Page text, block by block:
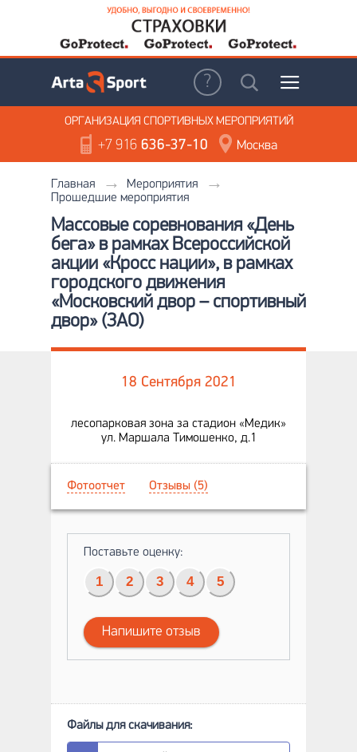
ОРГАНИЗАЦИЯ СПОРТИВНЫХ МЕРОПРИЯТИЙ
+7 916636-37-10 Москва
Главная
Мероприятия
Прошедшие мероприятия
Массовые соревнования «День
бега» в рамках Всероссийской
акции «Кросс нации», в рамках
городского движения
«Московский двор – спортивный
двор» (ЗАО)
18 Сентября 2021
лесопарковая зона за стадион «Медик»
ул. Маршала Тимошенко, д.1
Фотоотчет Отзывы (5)
Поставьте оценку:
1 2 3 4 5
Напишите отзыв